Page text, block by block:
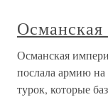
Османская
послала армию на
турок, которые